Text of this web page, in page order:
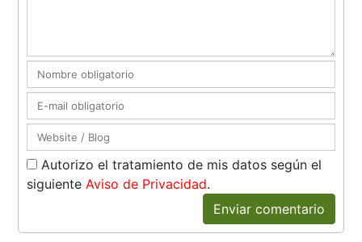
Autorizo el tratamiento de mis datos según el
siguienteAviso de Privacidad.
Enviar comentario